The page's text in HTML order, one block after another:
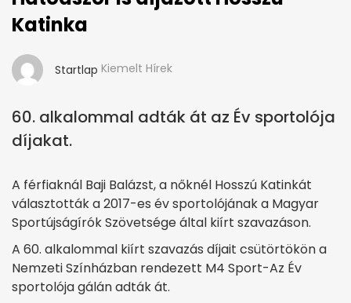
Katinka
Startlap Kiemelt Hírek
60. alkalommal adták át az Év sportolója
díjakat.
A férfiaknál Baji Balázst, a nőknél Hosszú Katinkát
választották a 2017-es év sportolójának a Magyar
Sportújságírók Szövetsége által kiírt szavazáson.
A 60. alkalommal kiírt szavazás díjait csütörtökön a
Nemzeti Színházban rendezett M4 Sport-Az Év
sportolója gálán adták át.